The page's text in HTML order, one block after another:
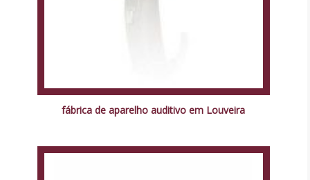
fábrica de aparelho auditivo em Louveira